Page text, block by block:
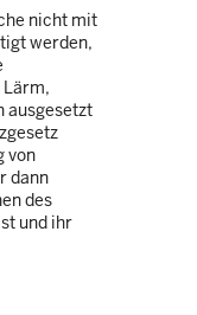
nicht mit
werden,
ausgesetzt
von
dann
des
und ihr